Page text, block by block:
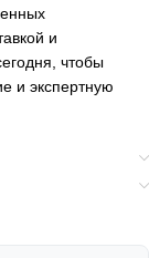
и
чтобы
и экспертную